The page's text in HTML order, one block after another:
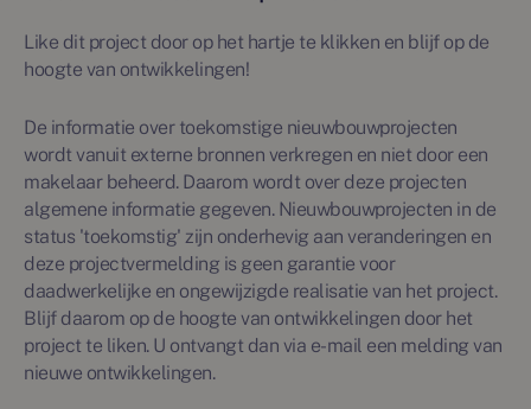
Like dit project door op het hartje te klikken en blijf op de
hoogte van ontwikkelingen!
De informatie over toekomstige nieuwbouwprojecten
wordt vanuit externe bronnen verkregen en niet door een
makelaar beheerd. Daarom wordt over deze projecten
algemene informatie gegeven. Nieuwbouwprojecten in de
status 'toekomstig' zijn onderhevig aan veranderingen en
deze projectvermelding is geen garantie voor
daadwerkelijke en ongewijzigde realisatie van het project.
Blijf daarom op de hoogte van ontwikkelingen door het
project te liken. U ontvangt dan via e-mail een melding van
nieuwe ontwikkelingen.